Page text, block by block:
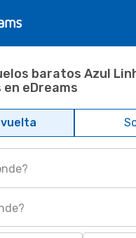
baratos Azul
eDreams
vuelta